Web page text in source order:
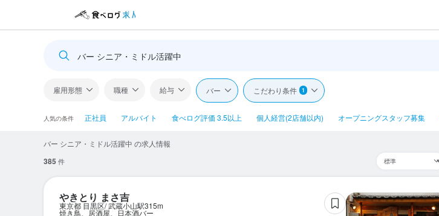
バー シニア・ミドル活躍中
雇用形態 職種 給与 バー こだわり条件 1
人気の条件 正社員 アルバイト 食べログ評価 3.5以上 個人経営(2店舗以内) オープニングスタッフ募集
バー シニア・ミドル活躍中 の求人情報
385 件
やきとり まさ吉
東京都 目黒区 武蔵小山駅315m
焼き鳥、居酒屋、日本酒バー